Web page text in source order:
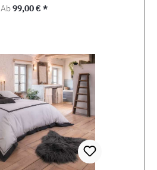
Regulärer Preis:
Ab99,00 € *